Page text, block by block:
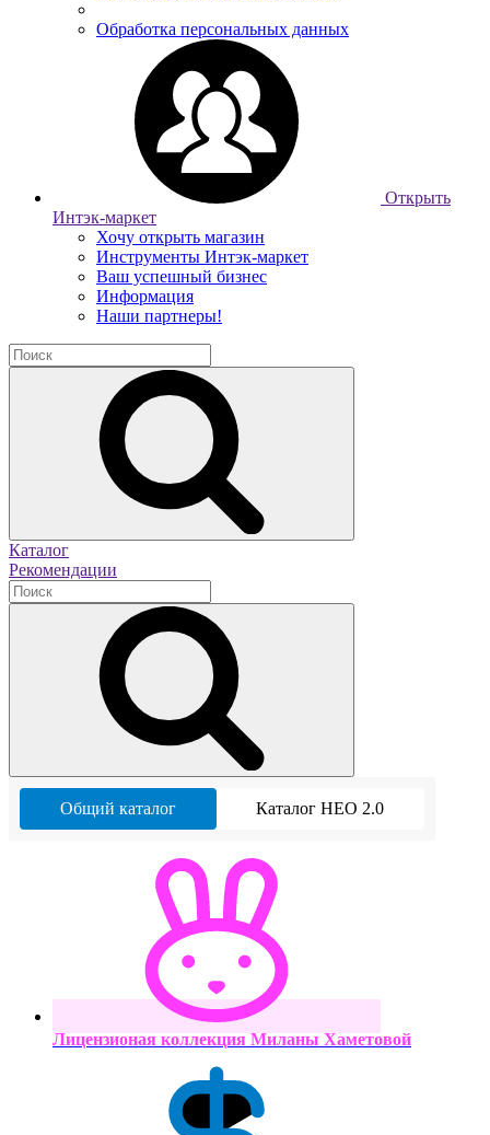
Обработка персональных данных
Открыть
Интэк-маркет
Хочу открыть магазин
Инструменты Интэк-маркет
Ваш успешный бизнес
Информация
Наши партнеры!
Каталог
Рекомендации
Общий каталог Каталог НЕО 2.0
Лицензионая коллекция Миланы Хаметовой